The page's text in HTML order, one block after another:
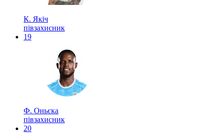
К. Якіч
півзахисник
19
Ф. Оньєка
півзахисник
20